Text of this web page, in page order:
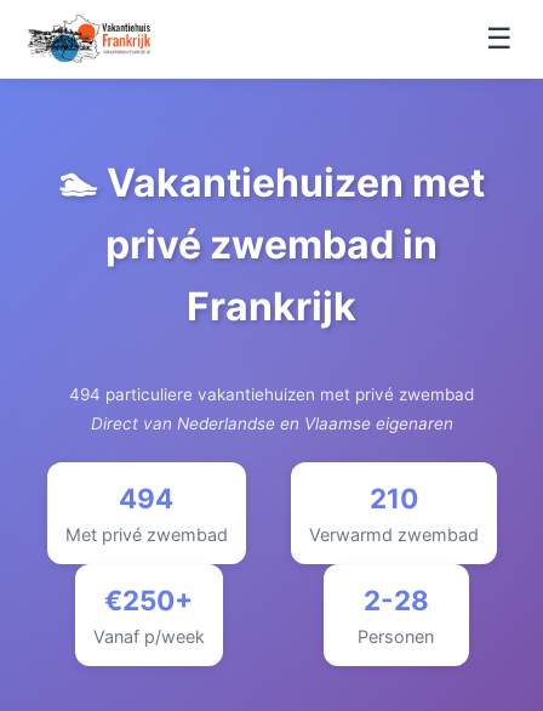
☰
🏊 Vakantiehuizen met
privé zwembad in
Frankrijk
494 particuliere vakantiehuizen met privé zwembad
Direct van Nederlandse en Vlaamse eigenaren
494
Met privé zwembad
210
Verwarmd zwembad
€250+
Vanaf p/week
2-28
Personen